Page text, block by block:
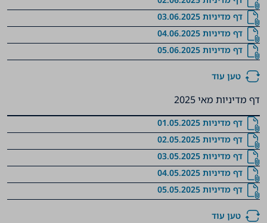
‏‏‏‏‏‏‏‏‏‏‏‏‏‏‏‏‏‏‏‏‏‏‏‏‏‏‏‏‏‏‏‏‏‏‏‏‏‏‏‏‏‏‏‏‏‏‏‏‏‏דף מדיניות 03.06.2025
‏‏‏‏‏‏‏‏‏‏‏‏‏‏‏‏‏‏‏‏‏‏‏‏‏‏‏‏‏‏‏‏‏‏‏‏‏‏‏‏‏‏‏‏‏‏‏‏‏‏דף מדיניות 04.06.2025
‏‏‏‏‏‏‏‏‏‏‏‏‏‏‏‏‏‏‏‏‏‏‏‏‏‏‏‏‏‏‏‏‏‏‏‏‏‏‏‏‏‏‏‏‏‏‏‏‏‏דף מדיניות 05.06.2025
טען עוד
דף מדיניות מאי 2025
‏‏‏‏‏‏‏‏‏‏‏‏‏‏‏‏‏‏‏‏‏‏‏‏‏‏‏‏‏‏‏‏‏‏‏‏‏‏‏‏‏‏‏‏‏‏דף מדיניות 01.05.2025
‏‏‏‏‏‏‏‏‏‏‏‏‏‏‏‏‏‏‏‏‏‏‏‏‏‏‏‏‏‏‏‏‏‏‏‏‏‏‏‏‏‏‏‏‏‏‏‏דף מדיניות 02.05.2025
‏‏‏‏‏‏‏‏‏‏‏‏‏‏‏‏‏‏‏‏‏‏‏‏‏‏‏‏‏‏‏‏‏‏‏‏‏‏‏‏‏‏‏‏‏‏‏‏דף מדיניות 03.05.2025
‏‏‏‏‏‏‏‏‏‏‏‏‏‏‏‏‏‏‏‏‏‏‏‏‏‏‏‏‏‏‏‏‏‏‏‏‏‏‏‏‏‏‏‏‏‏‏‏דף מדיניות 04.05.2025
‏‏‏‏‏‏‏‏‏‏‏‏‏‏‏‏‏‏‏‏‏‏‏‏‏‏‏‏‏‏‏‏‏‏‏‏‏‏‏‏‏‏‏‏‏‏‏‏דף מדיניות 05.05.2025
טען עוד